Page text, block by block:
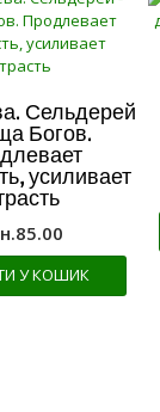
Сельдерей
Богов.
усиливает
85.00
У КОШИК